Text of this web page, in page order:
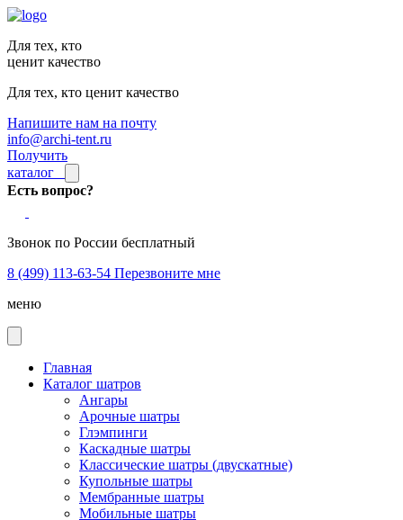
Для тех, кто
ценит качество
Для тех, кто ценит качество
Напишите нам на почту
info@archi-tent.ru
Получить
каталог
Есть вопрос?
Звонок по России бесплатный
8 (499) 113-63-54 Перезвоните мне
меню
Главная
Каталог шатров
Ангары
Арочные шатры
Глэмпинги
Каскадные шатры
Классические шатры (двускатные)
Купольные шатры
Мембранные шатры
Мобильные шатры